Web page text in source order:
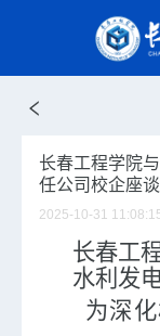
长春工程学院
任公司校企座
2025-10-31
长春工
水利发
为深